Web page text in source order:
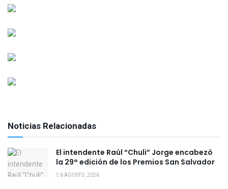
Noticias Relacionadas
El intendente Raúl “Chuli” Jorge encabezó
la 29° edición de los Premios San Salvador
6 AGOSTO, 2026